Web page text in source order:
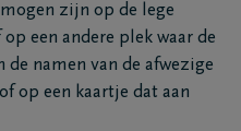
zijn op de lege
een andere plek waar de
namen van de afwezige
op een kaartje dat aan